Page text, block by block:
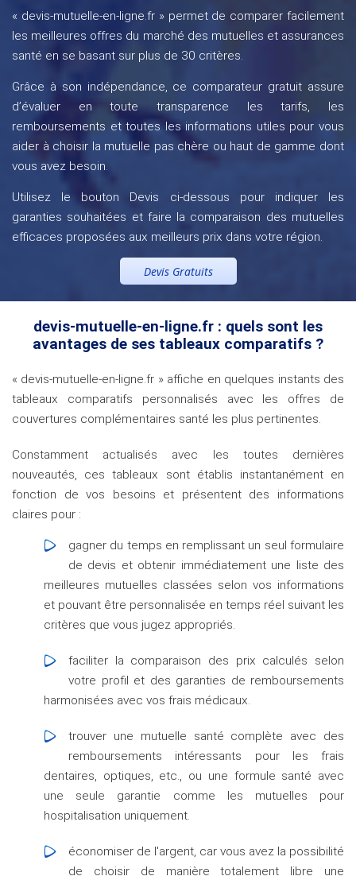
« devis-mutuelle-en-ligne.fr » permet de comparer facilement
les meilleures offres du marché des mutuelles et assurances
santé en se basant sur plus de 30 critères.
Grâce à son indépendance, ce comparateur gratuit assure
d’évaluer en toute transparence les tarifs, les
remboursements et toutes les informations utiles pour vous
aider à choisir la mutuelle pas chère ou haut de gamme dont
vous avez besoin.
Utilisez le bouton Devis ci-dessous pour indiquer les
garanties souhaitées et faire la comparaison des mutuelles
efficaces proposées aux meilleurs prix dans votre région.
Devis Gratuits
devis-mutuelle-en-ligne.fr : quels sont les
avantages de ses tableaux comparatifs ?
« devis-mutuelle-en-ligne.fr » affiche en quelques instants des
tableaux comparatifs personnalisés avec les offres de
couvertures complémentaires santé les plus pertinentes.
Constamment actualisés avec les toutes dernières
nouveautés, ces tableaux sont établis instantanément en
fonction de vos besoins et présentent des informations
claires pour :
gagner du temps en remplissant un seul formulaire
de devis et obtenir immédiatement une liste des
meilleures mutuelles classées selon vos informations
et pouvant être personnalisée en temps réel suivant les
critères que vous jugez appropriés.
faciliter la comparaison des prix calculés selon
votre profil et des garanties de remboursements
harmonisées avec vos frais médicaux.
trouver une mutuelle santé complète avec des
remboursements intéressants pour les frais
dentaires, optiques, etc., ou une formule santé avec
une seule garantie comme les mutuelles pour
hospitalisation uniquement.
économiser de l'argent, car vous avez la possibilité
de choisir de manière totalement libre une